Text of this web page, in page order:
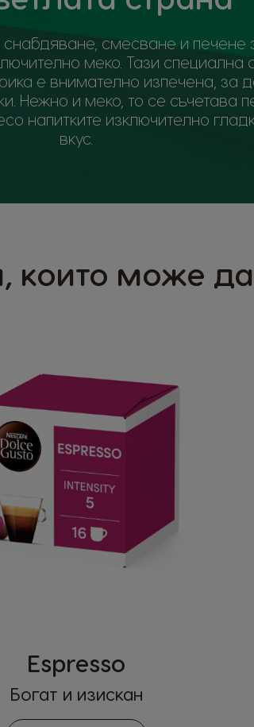
снабдяване, смесване и печене
меко. Тази
е внимателно изпечена, за
Нежно и меко, то се съчетава
напитките изключително
вкус.
които може
Espresso
Богат и изискан